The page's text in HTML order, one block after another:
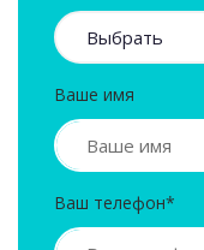
Ваше имя
Ваш телефон*